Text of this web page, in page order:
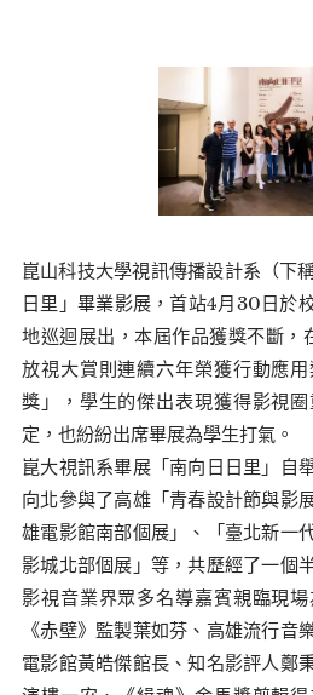
崑山科技大學視訊傳播設計系（下
日里」畢業影展，首站4月30日於
地巡迴展出，本屆作品獲獎不斷，
放視大賞則連續六年榮獲行動應
獎」，學生的傑出表現獲得影視
定，也紛紛出席畢展為學生打氣。
崑大視訊系畢展「南向日日里」自
向北參與了高雄「青春設計節與影
雄電影館南部個展」、「臺北新一
影城北部個展」等，共歷經了一個
影視音業界眾多名導嘉賓親臨現
《赤壁》監製葉如芬、高雄流行音
電影館黃皓傑館長、知名影評人鄭